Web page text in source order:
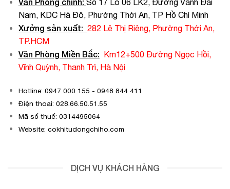
Nam, KDC Hà Đô, Phường Thới An, TP Hồ Chí Minh
Xưởng sản xuất: 282 Lê Thị Riêng, Phường Thới An,
TP.HCM
Văn Phòng Miền Bắc: Km12+500 Đường Ngọc Hồi,
Vĩnh Quỳnh, Thanh Trì, Hà Nội
Hotline: 0947 000 155 - 0948 844 411
Điện thoại: 028.66.50.51.55
Mã số thuế: 0314495064
Website: cokhitudongchiho.com
DỊCH VỤ KHÁCH HÀNG